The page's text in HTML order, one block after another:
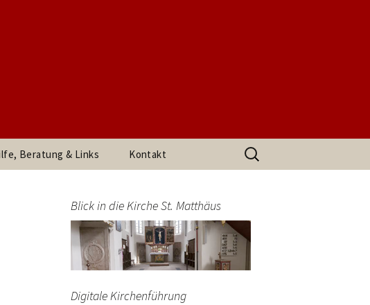
St. Matthäus
Beratung & Links Kontakt
Suchen
nach:
Blick in die Kirche St. Matthäus
Digitale Kirchenführung